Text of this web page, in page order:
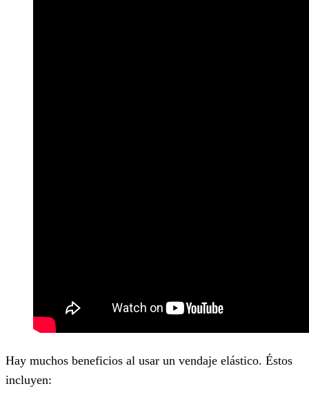
Hay muchos beneficios al usar un vendaje elástico. Éstos
incluyen: